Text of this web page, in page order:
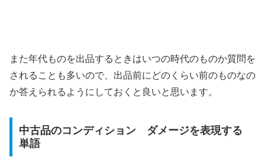
また年代ものを出品するときはいつの時代のものか質問を
されることも多いので、出品前にどのくらい前のものなの
か答えられるようにしておくと良いと思います。
中古品のコンディション ダメージを表現する
単語